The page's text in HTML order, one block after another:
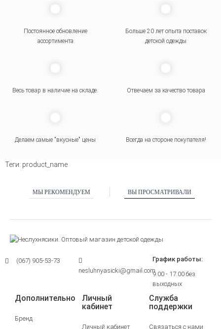
Постоянное обновление
ассортимента
Больше 20 лет опыта поставок
детской одежды
Весь товар в наличие на складе. Отвечаем за качество товара
Делаем самые "вкусные" цены Всегда на стороне покупателя!
Теги: product_name
МЫ РЕКОМЕНДУЕМ ВЫ ПРОСМАТРИВАЛИ
(067) 905-53-73
nesluhnyasicki@gmail.com
График работы:
9.00 - 17.00 без
выходных
Дополнительно
Бренд
Личный
кабинет
Личный кабинет
Служба
поддержки
Связаться с нами